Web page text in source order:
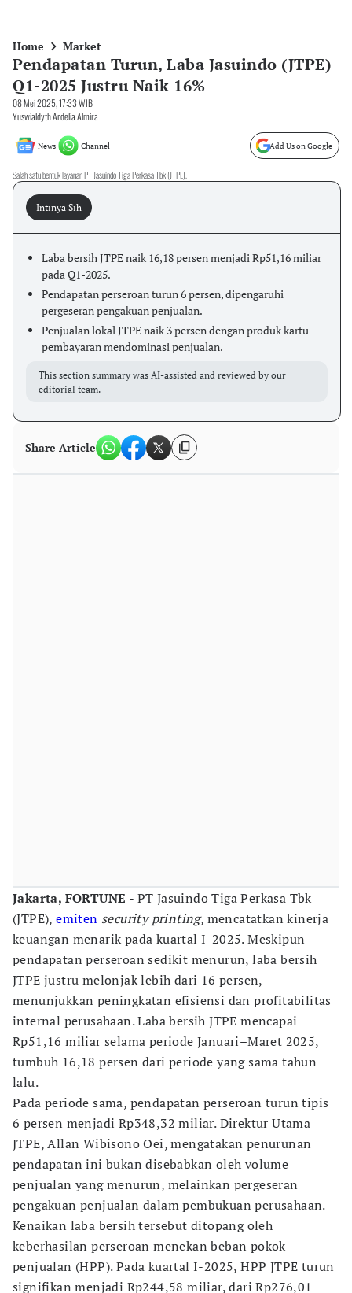
Home Market
Pendapatan Turun, Laba Jasuindo (JTPE)
Q1-2025 Justru Naik 16%
08 Mei 2025, 17:33 WIB
Yuswialdyth Ardelia Almira
News Channel Add Us on Google
Salah satu bentuk layanan PT Jasuindo Tiga Perkasa Tbk (JTPE).
Intinya Sih
Laba bersih JTPE naik 16,18 persen menjadi Rp51,16 miliar
pada Q1-2025.
Pendapatan perseroan turun 6 persen, dipengaruhi
pergeseran pengakuan penjualan.
Penjualan lokal JTPE naik 3 persen dengan produk kartu
pembayaran mendominasi penjualan.
This section summary was AI-assisted and reviewed by our
editorial team.
Share Article
Jakarta, FORTUNE - PT Jasuindo Tiga Perkasa Tbk
(JTPE),emiten security printing, mencatatkan kinerja
keuangan menarik pada kuartal I-2025. Meskipun
pendapatan perseroan sedikit menurun, laba bersih
JTPE justru melonjak lebih dari 16 persen,
menunjukkan peningkatan efisiensi dan profitabilitas
internal perusahaan. Laba bersih JTPE mencapai
Rp51,16 miliar selama periode Januari–Maret 2025,
tumbuh 16,18 persen dari periode yang sama tahun
lalu.
Pada periode sama, pendapatan perseroan turun tipis
6 persen menjadi Rp348,32 miliar. Direktur Utama
JTPE, Allan Wibisono Oei, mengatakan penurunan
pendapatan ini bukan disebabkan oleh volume
penjualan yang menurun, melainkan pergeseran
pengakuan penjualan dalam pembukuan perusahaan.
Kenaikan laba bersih tersebut ditopang oleh
keberhasilan perseroan menekan beban pokok
penjualan (HPP). Pada kuartal I-2025, HPP JTPE turun
signifikan menjadi Rp244,58 miliar, dari Rp276,01